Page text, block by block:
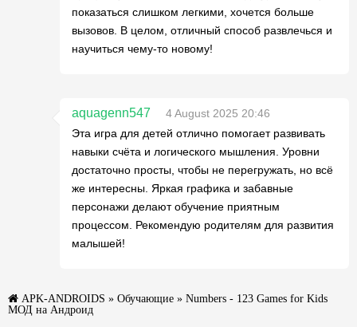
показаться слишком легкими, хочется больше
вызовов. В целом, отличный способ развлечься и
научиться чему-то новому!
aquagenn547
4 August 2025 20:46
Эта игра для детей отлично помогает развивать
навыки счёта и логического мышления. Уровни
достаточно просты, чтобы не перегружать, но всё
же интересны. Яркая графика и забавные
персонажи делают обучение приятным
процессом. Рекомендую родителям для развития
малышей!
APK-ANDROIDS » Обучающие » Numbers - 123 Games for Kids
МОД на Андроид